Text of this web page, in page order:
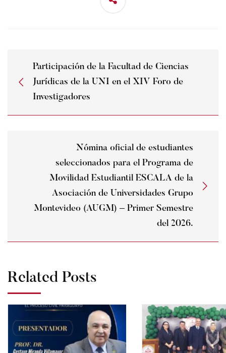
Participación de la Facultad de Ciencias
Jurídicas de la UNI en el XIV Foro de
Investigadores
Nómina oficial de estudiantes
seleccionados para el Programa de
Movilidad Estudiantil ESCALA de la
Asociación de Universidades Grupo
Montevideo (AUGM) – Primer Semestre
del 2026.
Related Posts